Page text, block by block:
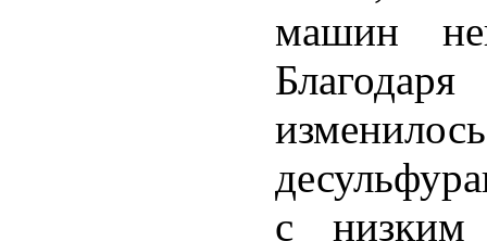
машин
с низким